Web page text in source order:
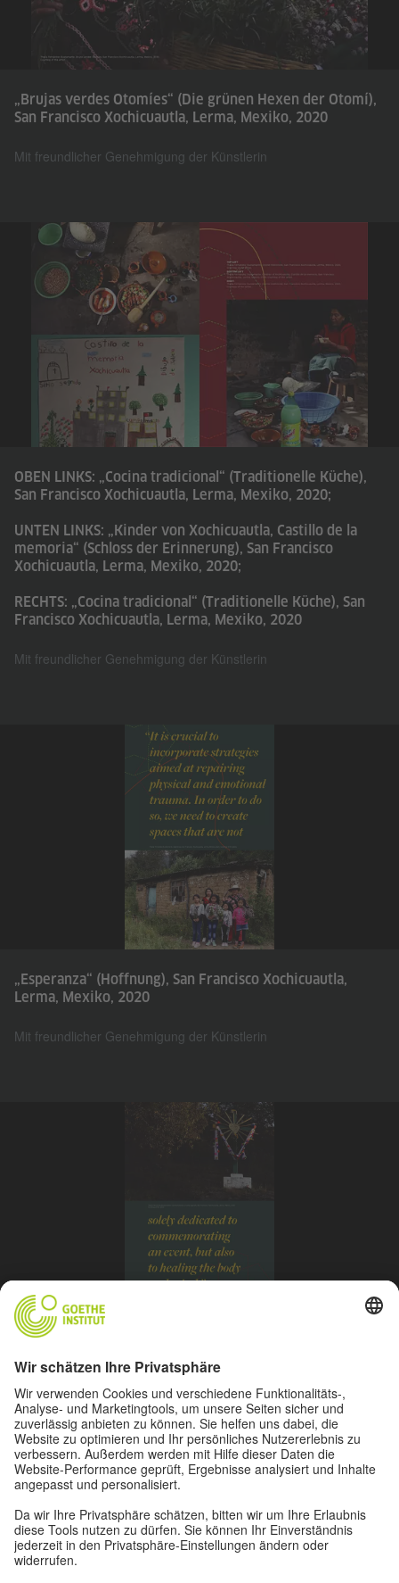
„Brujas verdes Otomíes“ (Die grünen Hexen der Otomí),
San Francisco Xochicuautla, Lerma, Mexiko, 2020
Mit freundlicher Genehmigung der Künstlerin
OBEN LINKS: „Cocina tradicional“ (Traditionelle Küche),
San Francisco Xochicuautla, Lerma, Mexiko, 2020;
UNTEN LINKS: „Kinder von Xochicuautla, Castillo de la
memoria“ (Schloss der Erinnerung), San Francisco
Xochicuautla, Lerma, Mexiko, 2020;
RECHTS: „Cocina tradicional“ (Traditionelle Küche), San
Francisco Xochicuautla, Lerma, Mexiko, 2020
Mit freundlicher Genehmigung der Künstlerin
„Esperanza“ (Hoffnung), San Francisco Xochicuautla,
Lerma, Mexiko, 2020
Mit freundlicher Genehmigung der Künstlerin
heilige Stätte), San Francisco Xochicuautla, Lerma,
Mexiko, 2020
Mit freundlicher Genehmigung der Künstlerin